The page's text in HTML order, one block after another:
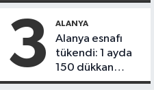
3 ALANYA
Alanya esnafı
tükendi: 1 ayda
150 dükkan
kapandı